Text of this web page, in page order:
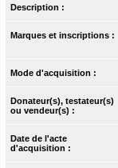
Description :
Marques et inscriptions :
Mode d'acquisition :
Donateur(s), testateur(s)
ou vendeur(s) :
Date de l'acte
d'acquisition :